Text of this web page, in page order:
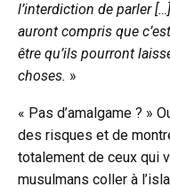
l’interdiction de parler
auront compris que
être qu’ils pourront
choses. »
« Pas d’amalgame ? »
des risques et de
totalement de ceux qui
musulmans coller à